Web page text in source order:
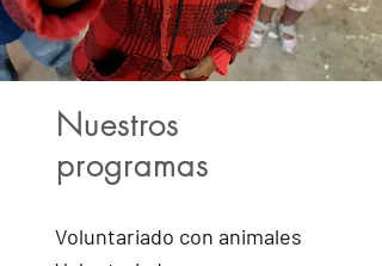
Nuestros
programas
Voluntariado con animales